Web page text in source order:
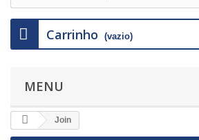
Carrinho (vazio)
MENU
Join